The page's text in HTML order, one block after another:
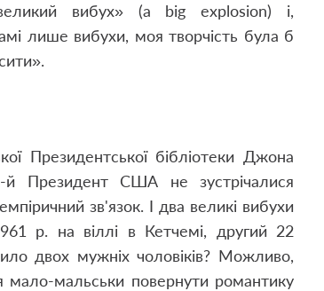
вибух» (a big explosion) і,
лише вибухи, моя творчість була б
Президентської бібліотеки Джона
Президент США не зустрічалися
зв'язок. І два великі вибухи
р. на віллі в Кетчемі, другий 22
двох мужніх чоловіків? Можливо,
мальськи повернути романтику